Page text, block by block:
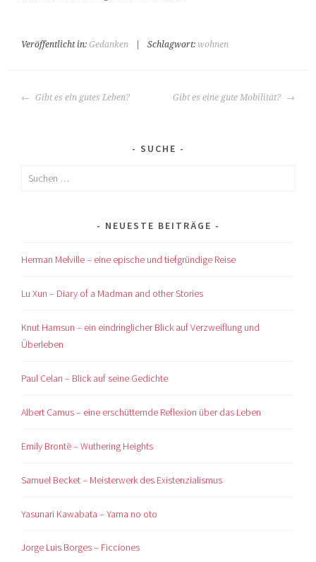
Veröffentlicht in:Gedanken Schlagwort:wohnen
BEITRAGS-
Gibt es ein gutes Leben? Gibt es eine gute Mobilität?
SUCHE
Suchen
NEUESTE BEITRÄGE
Herman Melville – eine epische und tiefgründige Reise
Lu Xun – Diary of a Madman and other Stories
Knut Hamsun – ein eindringlicher Blick auf Verzweiflung und
Überleben
Paul Celan – Blick auf seine Gedichte
Albert Camus – eine erschütternde Reflexion über das Leben
Emily Brontë – Wuthering Heights
Samuel Becket – Meisterwerk des Existenzialismus
Yasunari Kawabata – Yama no oto
Jorge Luis Borges – Ficciones